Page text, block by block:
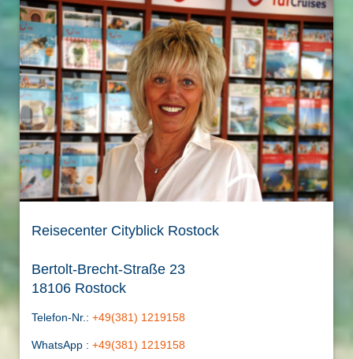
Reisecenter Cityblick Rostock
Bertolt-Brecht-Straße 23
18106 Rostock
Telefon-Nr.: +49(381) 1219158
WhatsApp : +49(381) 1219158